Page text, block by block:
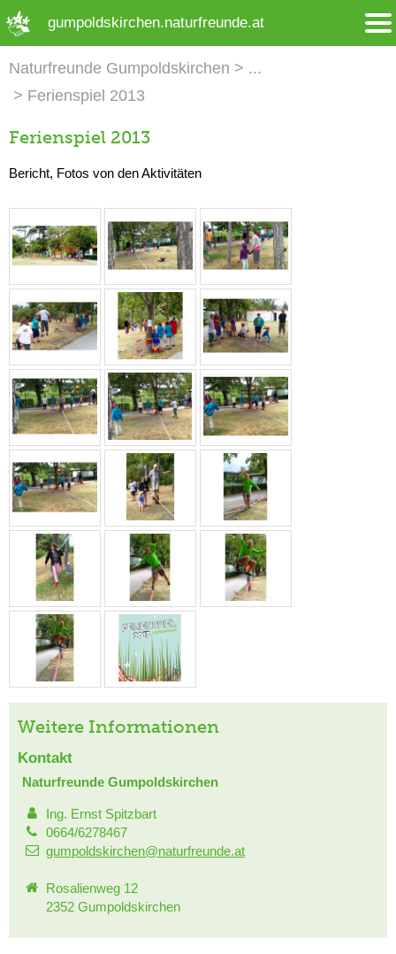
gumpoldskirchen.naturfreunde.at
Naturfreunde Gumpoldskirchen
Ferienspiel 2013
Ferienspiel 2013
Bericht, Fotos von den Aktivitäten
Weitere Informationen
Kontakt
Naturfreunde Gumpoldskirchen
Ing. Ernst Spitzbart
0664/6278467
gumpoldskirchen@naturfreunde.at
Rosalienweg 12
2352 Gumpoldskirchen